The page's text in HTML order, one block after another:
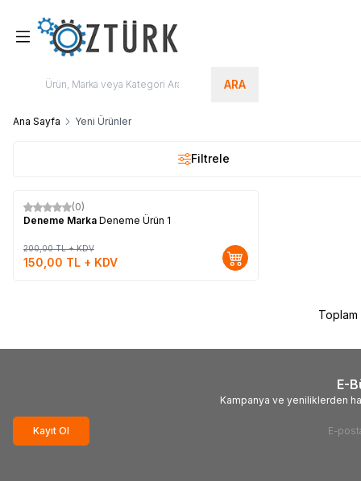
ARA
Ana Sayfa Yeni Ürünler
Filtrele
Yeni
%25
(0)
Deneme Marka Deneme Ürün 1
200,00TL + KDV
150,00 TL + KDV
Toplam
E-
Kampanya ve yeniliklerden
Kayıt Ol